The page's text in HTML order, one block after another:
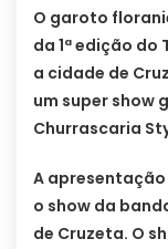
O garoto
da 1ª edição do
a cidade de
um super show
Churrascaria
A
o show da
de Cruzeta. O